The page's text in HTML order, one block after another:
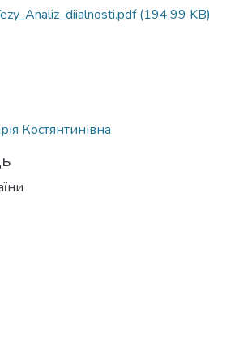
(194,99 KB)
Костянтинівна